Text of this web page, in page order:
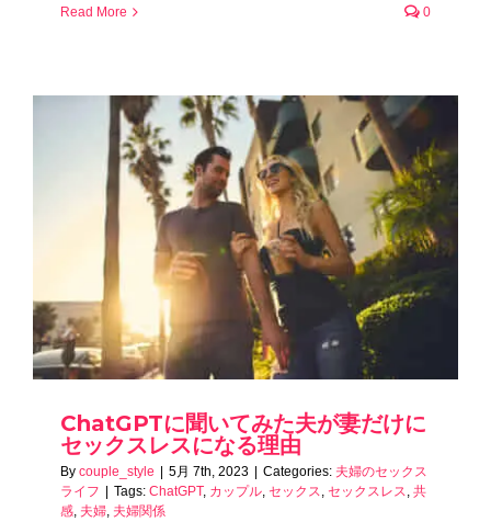
Read More 0
ChatGPTに聞いてみた夫が妻だけに
セックスレスになる理由
By couple_style 5月 7th, 2023 Categories: 夫婦のセックス
ライフ
Tags: ChatGPT, カップル, セックス, セックスレス, 共
感, 夫婦, 夫婦関係